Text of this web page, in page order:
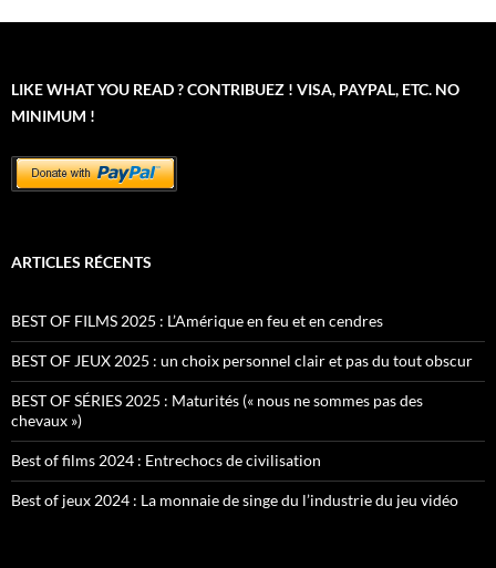
LIKE WHAT YOU READ ? CONTRIBUEZ ! VISA, PAYPAL, ETC. NO
MINIMUM !
ARTICLES RÉCENTS
BEST OF FILMS 2025 : L’Amérique en feu et en cendres
BEST OF JEUX 2025 : un choix personnel clair et pas du tout obscur
BEST OF SÉRIES 2025 : Maturités (« nous ne sommes pas des
chevaux »)
Best of films 2024 : Entrechocs de civilisation
Best of jeux 2024 : La monnaie de singe du l’industrie du jeu vidéo